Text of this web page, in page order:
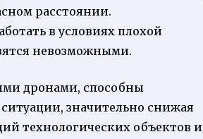
расстоянии.
в условиях плохой
невозможными.
дронами, способны
значительно снижая
технологических объектов и